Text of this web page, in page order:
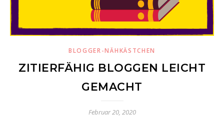
BLOGGER-NÄHKÄSTCHEN
ZITIERFÄHIG BLOGGEN LEICHT
GEMACHT
Februar 20, 2020